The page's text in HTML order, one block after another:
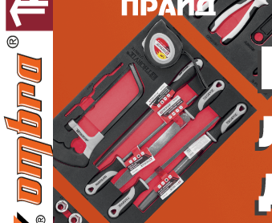
Распродажа
Уцененный
О бренде
Акции
Гарантия и
Доставка и